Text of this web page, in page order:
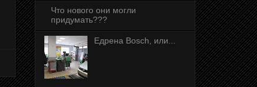
Что нового они могли
придумать???
Едрена Bosch, или...